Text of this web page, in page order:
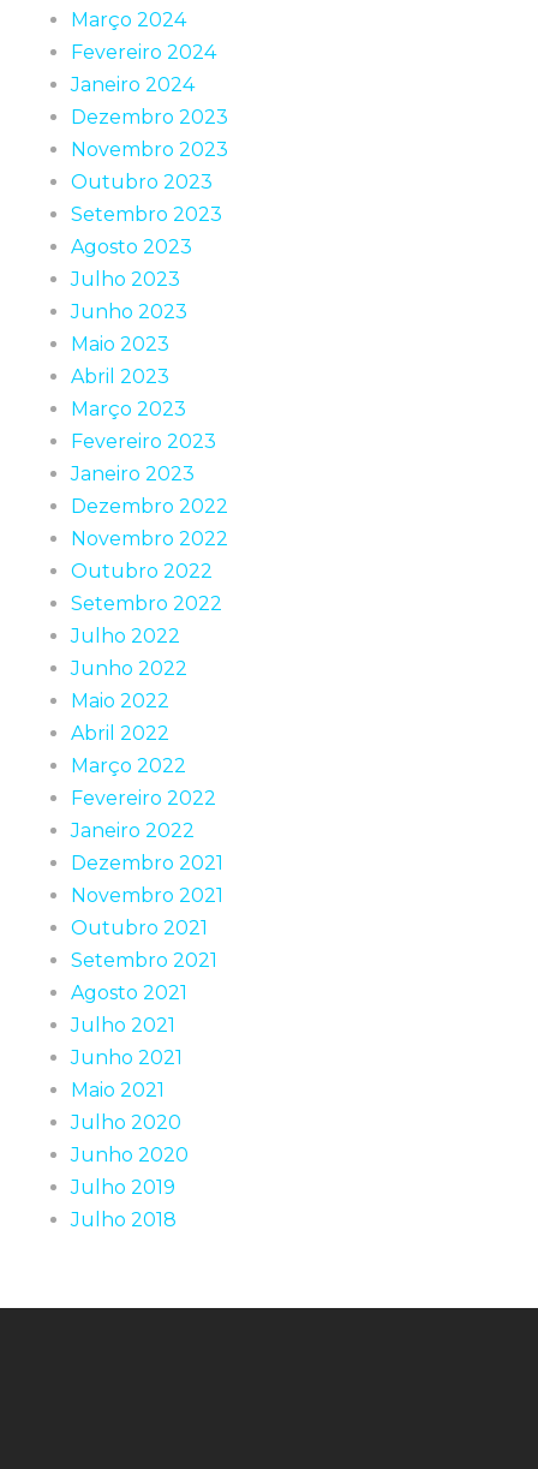
Março 2024
Fevereiro 2024
Janeiro 2024
Dezembro 2023
Novembro 2023
Outubro 2023
Setembro 2023
Agosto 2023
Julho 2023
Junho 2023
Maio 2023
Abril 2023
Março 2023
Fevereiro 2023
Janeiro 2023
Dezembro 2022
Novembro 2022
Outubro 2022
Setembro 2022
Julho 2022
Junho 2022
Maio 2022
Abril 2022
Março 2022
Fevereiro 2022
Janeiro 2022
Dezembro 2021
Novembro 2021
Outubro 2021
Setembro 2021
Agosto 2021
Julho 2021
Junho 2021
Maio 2021
Julho 2020
Junho 2020
Julho 2019
Julho 2018